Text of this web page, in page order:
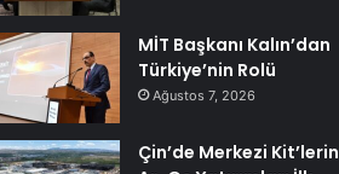
MİT Başkanı Kalın’dan
Türkiye’nin Rolü
Ağustos 7, 2026
Çin’de Merkezi Kit’lerin